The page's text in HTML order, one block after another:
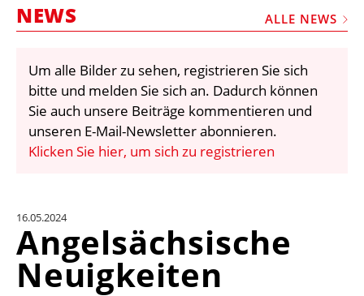
VIDEOS
BIBLIOTHEK
KRAN & BÜHNE
EINHEITENKONVERTER
KONTAKT
NEWS ALLE NEWS
Um alle Bilder zu sehen, registrieren Sie sich
bitte und melden Sie sich an. Dadurch können
Sie auch unsere Beiträge kommentieren und
unseren E-Mail-Newsletter abonnieren.
Klicken Sie hier, um sich zu registrieren
16.05.2024
Angelsächsische
Neuigkeiten